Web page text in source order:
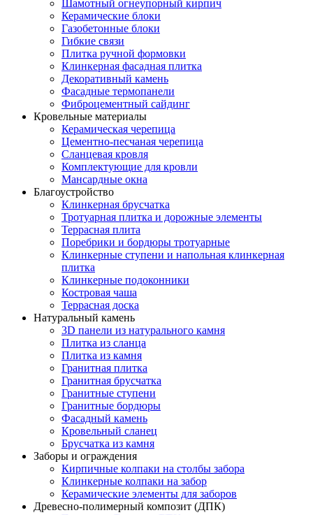
Шамотный огнеупорный кирпич
Керамические блоки
Газобетонные блоки
Гибкие связи
Плитка ручной формовки
Клинкерная фасадная плитка
Декоративный камень
Фасадные термопанели
Фиброцементный сайдинг
Кровельные материалы
Керамическая черепица
Цементно-песчаная черепица
Сланцевая кровля
Комплектующие для кровли
Мансардные окна
Благоустройство
Клинкерная брусчатка
Тротуарная плитка и дорожные элементы
Террасная плита
Поребрики и бордюры тротуарные
Клинкерные ступени и напольная клинкерная
плитка
Клинкерные подоконники
Костровая чаша
Террасная доска
Натуральный камень
3D панели из натурального камня
Плитка из сланца
Плитка из камня
Гранитная плитка
Гранитная брусчатка
Гранитные ступени
Гранитные бордюры
Фасадный камень
Кровельный сланец
Брусчатка из камня
Заборы и ограждения
Кирпичные колпаки на столбы забора
Клинкерные колпаки на забор
Керамические элементы для заборов
Древесно-полимерный композит (ДПК)